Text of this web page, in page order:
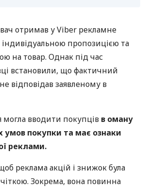
отримав у Viber рекламне
пропозицією та
на товар. Однак під час
встановили, що фактичний
відповідав заявленому в
могла вводити покупців в оману
покупки та має ознаки
реклами.
реклама акцій і знижок була
Зокрема, вона повинна